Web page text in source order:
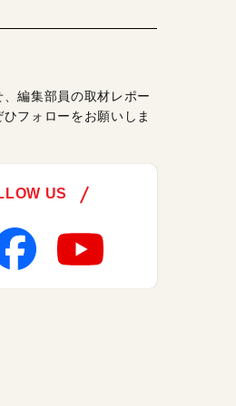
編集部員の取材レポー
ひフォローをお願いしま
US